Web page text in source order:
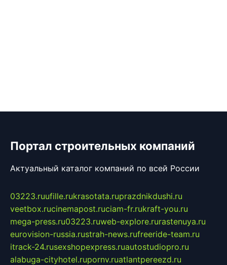
Портал строительных компаний
Актуальный каталог компаний по всей России
03223.ruufille.rukrasotata.ruprazdnikdushi.ru
veetbox.rucinemapost.ruciam-fr.rukraft-you.ru
mega-press.ru03223.ruweb-explore.rurastenuya.ru
eurovision-russia.rustrah-news.rufreeride-team.ru
itrack-24.rusexshopexpress.ruautostudiopro.ru
alabuga-cityhotel.rupornv.ruatlantpereezd.ru